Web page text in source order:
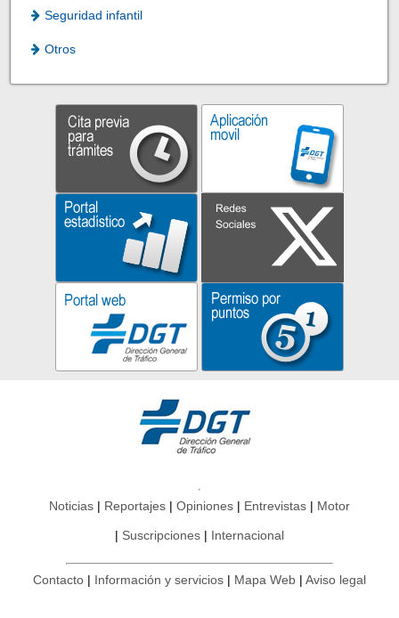
Seguridad infantil
Otros
Noticias Reportajes Opiniones Entrevistas Motor
Suscripciones Internacional
Contacto Información y servicios Mapa Web Aviso legal